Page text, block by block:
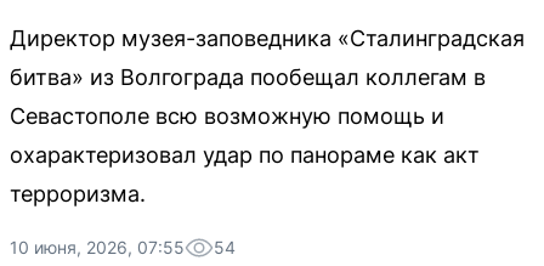
Директор музея-заповедника «Сталинградская
битва» из Волгограда пообещал коллегам в
Севастополе всю возможную помощь и
охарактеризовал удар по панораме как акт
терроризма.
10 июня, 2026, 07:55 54